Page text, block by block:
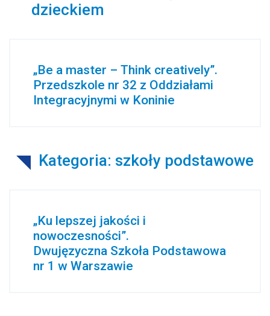
dzieckiem
„Be a master – Think creatively”.
Przedszkole nr 32 z Oddziałami
Integracyjnymi w Koninie
Kategoria: szkoły podstawowe
„Ku lepszej jakości i
nowoczesności”.
Dwujęzyczna Szkoła Podstawowa
nr 1 w Warszawie